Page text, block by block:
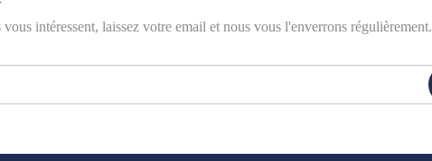
vous intéressent, laissez votre email et nous vous l'enverrons régulièrement.